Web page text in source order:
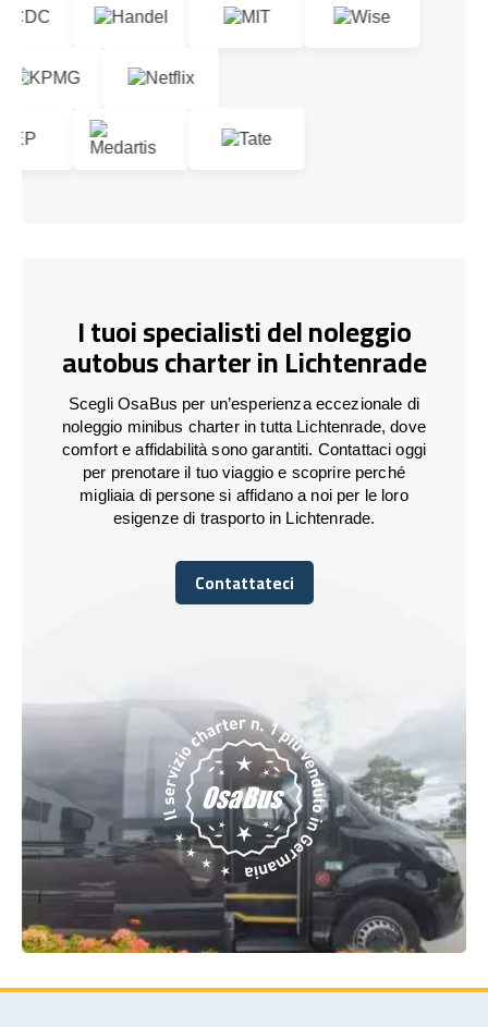
I tuoi specialisti del noleggio
autobus charter in Lichtenrade
Scegli OsaBus per un’esperienza eccezionale di
noleggio minibus charter in tutta Lichtenrade, dove
comfort e affidabilità sono garantiti. Contattaci oggi
per prenotare il tuo viaggio e scoprire perché
migliaia di persone si affidano a noi per le loro
esigenze di trasporto in Lichtenrade.
Contattateci
Contattateci